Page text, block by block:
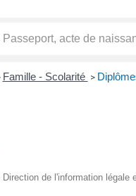
Famille - Scolarité >
de l'information légale